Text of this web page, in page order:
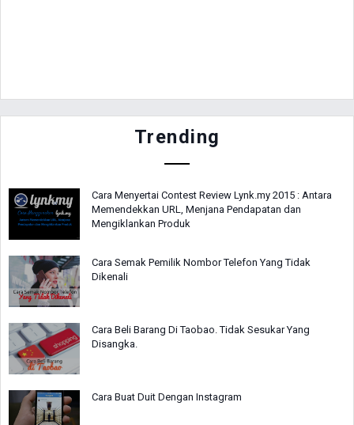
Trending
Cara Menyertai Contest Review Lynk.my 2015 : Antara
Memendekkan URL, Menjana Pendapatan dan
Mengiklankan Produk
Cara Semak Pemilik Nombor Telefon Yang Tidak
Dikenali
Cara Beli Barang Di Taobao. Tidak Sesukar Yang
Disangka.
Cara Buat Duit Dengan Instagram